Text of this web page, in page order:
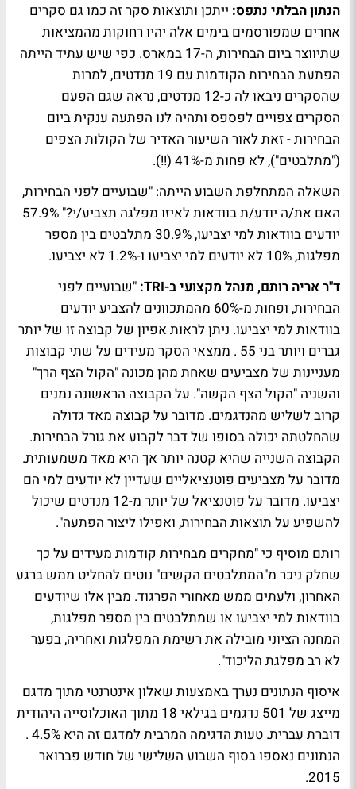
הנתון הבלתי נתפס: ייתכן ותוצאות סקר זה כמו גם סקרים
אחרים שמפורסמים בימים אלה יהיו רחוקות מהמציאות
שתיווצר ביום הבחירות, ה-17 במארס. כפי שיש עתיד הייתה
הפתעת הבחירות הקודמות עם 19 מנדטים, למרות
שהסקרים ניבאו לה כ-12 מנדטים, נראה שגם הפעם
הסקרים צפויים לפספס ותהיה לנו הפתעה ענקית ביום
הבחירות - זאת לאור השיעור האדיר של הקולות הצפים
("מתלבטים"), לא פחות מ-41% (!!).
השאלה המתחלפת השבוע הייתה: "שבועיים לפני הבחירות,
האם את/ה יודע/ת בוודאות לאיזו מפלגה תצביע/י?" 57.9%
יודעים בוודאות למי יצביעו, 30.9% מתלבטים בין מספר
מפלגות, 10% לא יודעים למי יצביעו ו-1.2% לא יצביעו.
ד"ר אריה רותם, מנהל מקצועי ב-TRI:
"שבועיים לפני
הבחירות, ופחות מ-60% מהמתכוונים להצביע יודעים
בוודאות למי יצביעו. ניתן לראות אפיון של קבוצה זו של יותר
גברים ויותר בני 55 . ממצאי הסקר מעידים על שתי קבוצות
מעניינות של מצביעים שאחת מהן מכונה "הקול הצף הרך"
והשניה "הקול הצף הקשה". על הקבוצה הראשונה נמנים
קרוב לשליש מהנדגמים. מדובר על קבוצה מאד גדולה
שהחלטתה יכולה בסופו של דבר לקבוע את גורל הבחירות.
הקבוצה השנייה שהיא קטנה יותר אך היא מאד משמעותית.
מדובר על מצביעים פוטנציאליים שעדיין לא יודעים למי הם
יצביעו. מדובר על פוטנציאל של יותר מ-12 מנדטים שיכול
להשפיע על תוצאות הבחירות, ואפילו ליצור הפתעה".
רותם מוסיף כי "מחקרים מבחירות קודמות מעידים על כך
שחלק ניכר מ"המתלבטים הקשים" נוטים להחליט ממש ברגע
האחרון, ולעתים ממש מאחורי הפרגוד. מבין אלו שיודעים
בוודאות למי יצביעו או שמתלבטים בין מספר מפלגות,
המחנה הציוני מובילה את רשימת המפלגות ואחריה, בפער
לא רב מפלגת הליכוד".
איסוף הנתונים נערך באמצעות שאלון אינטרנטי מתוך מדגם
מייצג של 501 נדגמים בגילאי 18 מתוך האוכלוסייה היהודית
דוברת עברית. טעות הדגימה המרבית למדגם זה היא 4.5% .
הנתונים נאספו בסוף השבוע השלישי של חודש פברואר
2015.